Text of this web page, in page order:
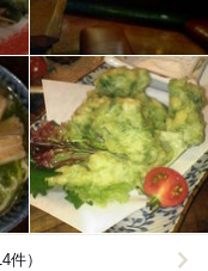
件）